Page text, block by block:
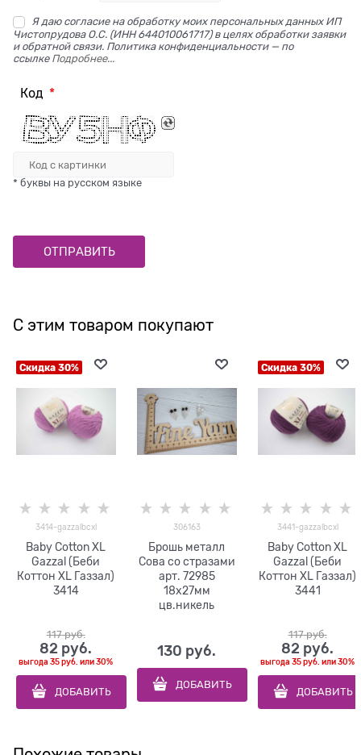
Я даю согласие на обработку моих персональных данных ИП
Чистопрудова О.С. (ИНН 644010061717) в целях обработки заявки
и обратной связи. Политика конфиденциальности — по
ссылке Подробнее...
Код
* буквы на русском языке
С этим товаром покупают
Скидка 30%
3414-gazzalbcxl
Baby Cotton XL
Gazzal (Беби
Коттон XL Газзал)
3414
117 руб.
82 руб.
выгода35 руб. или30%
ДОБАВИТЬ
306163
Брошь металл
Сова со стразами
арт. 72985
18х27мм
цв.никель
130 руб.
ДОБАВИТЬ
Скидка 30%
3441-gazzalbcxl
Baby Cotton XL
Gazzal (Беби
Коттон XL Газзал)
3441
117 руб.
82 руб.
выгода35 руб. или30%
ДОБАВИТЬ